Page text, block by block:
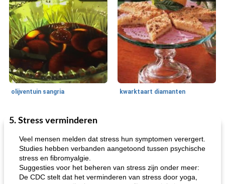
olijventuin sangria kwarktaart diamanten
65min
Feestdagen en evenementen
5. Stress verminderen
Veel mensen melden dat stress hun symptomen verergert.
Studies hebben verbanden aangetoond tussen psychische
stress en fibromyalgie.
Suggesties voor het beheren van stress zijn onder meer:
De CDC stelt dat het verminderen van stress door yoga,